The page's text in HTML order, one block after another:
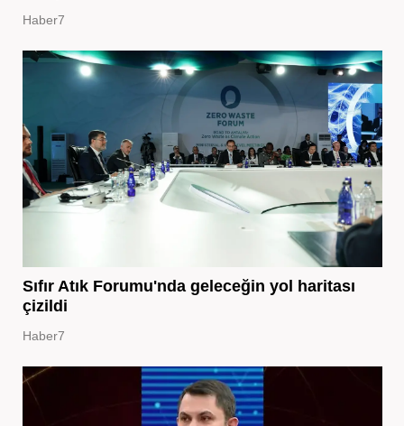
Haber7
Sıfır Atık Forumu'nda geleceğin yol haritası
çizildi
Haber7